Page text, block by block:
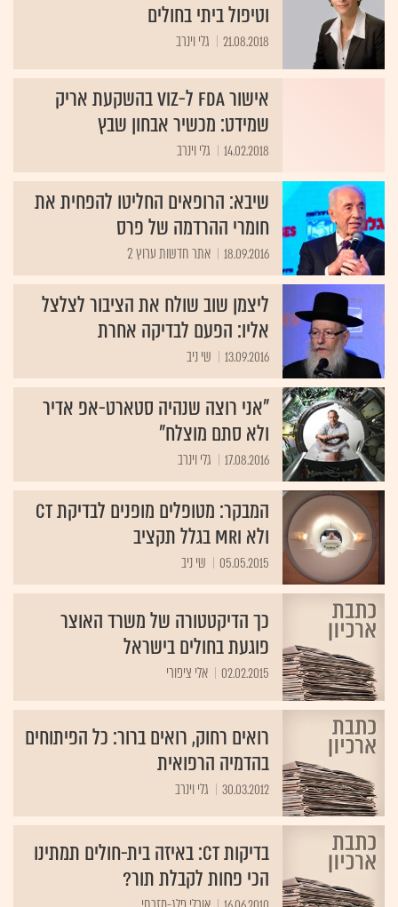
וטיפול ביתי בחולים
21.08.2018 גלי וינרב
אישור FDA ל-VIZ בהשקעת אריק
שמידט: מכשיר אבחון שבץ
14.02.2018 גלי וינרב
שיבא: הרופאים החליטו להפחית את
חומרי ההרדמה של פרס
18.09.2016 אתר חדשות ערוץ 2
ליצמן שוב שולח את הציבור לצלצל
אליו: הפעם לבדיקה אחרת
13.09.2016 שי ניב
"אני רוצה שנהיה סטארט-אפ אדיר
ולא סתם מוצלח"
17.08.2016 גלי וינרב
המבקר: מטופלים מופנים לבדיקת CT
ולא MRI בגלל תקציב
05.05.2015 שי ניב
כך הדיקטטורה של משרד האוצר
פוגעת בחולים בישראל
02.02.2015 אלי ציפורי
רואים רחוק, רואים ברור: כל הפיתוחים
בהדמיה הרפואית
30.03.2012 גלי וינרב
בדיקות CT: באיזה בית-חולים תמתינו
הכי פחות לקבלת תור?